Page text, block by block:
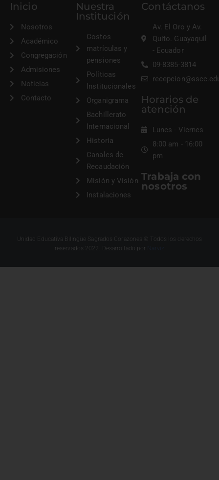
Inicio
Nosotros
Académico
Congregación
Admisiones
Noticias
Contacto
Nuestra
Institución
Costos
matrículas y
pensiones
Políticas
Institucionales
Organigrama
Bachillerato
Internacional
Historia
Canales de
Recaudación
Misión y Visión
Instalaciones
Contáctanos
Av. El Oro y Av.
Quito. Guayaquil
- Ecuador
09-8385-3814
Horarios de
atención
Lunes - Viernes
8:00 am - 16:00
pm
Trabaja con
nosotros
Unidad Educativa Bilingüe Sagrados Corazones © Todos los derechos
reservados 2022. Desarrollado por
Narviz